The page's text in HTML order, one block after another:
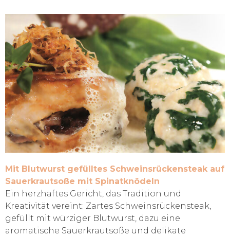
Mit Blutwurst gefülltes Schweinsrückensteak auf
Sauerkrautsoße mit Spinatknödeln
Ein herzhaftes Gericht, das Tradition und
Kreativität vereint: Zartes Schweinsrückensteak,
gefüllt mit würziger Blutwurst, dazu eine
aromatische Sauerkrautsoße und delikate